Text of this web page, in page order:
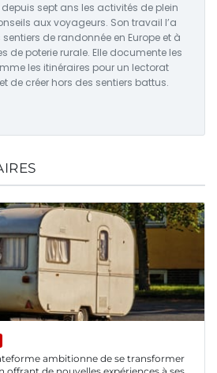
sept ans les activités de plein
aux voyageurs. Son travail l’a
de randonnée en Europe et à
de poterie rurale. Elle documente les
les itinéraires pour un lectorat
de créer hors des sentiers battus.
ambitionne de se transformer